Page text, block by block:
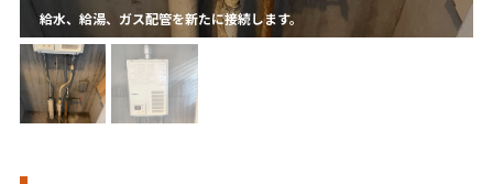
給水、給湯、ガス配管を新たに接続します。